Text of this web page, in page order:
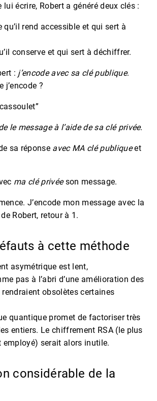
lui écrire, Robert a généré deux clés :
qu’il rend accessible et qui sert à
conserve et qui sert à déchiffrer.
: j’encode avec sa clé publique.
j’encode ?
le message à l’aide de sa clé privée.
sa réponse avec MA clé publiqueet
ma clé privéeson message.
J’encode mon message avec la
Robert, retour à 1.
à cette méthode
asymétrique est lent,
pas à l’abri d’une amélioration des
obsolètes certaines
quantique promet de factoriser très
entiers. Le chiffrement RSA (le plus
employé) serait alors inutile.
considérable de la